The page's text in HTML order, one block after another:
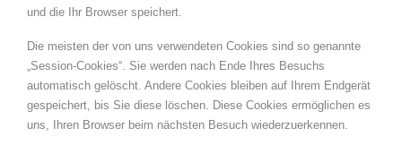
und die Ihr Browser speichert.
Die meisten der von uns verwendeten Cookies sind so genannte
„Session-Cookies“. Sie werden nach Ende Ihres Besuchs
automatisch gelöscht. Andere Cookies bleiben auf Ihrem Endgerät
gespeichert, bis Sie diese löschen. Diese Cookies ermöglichen es
uns, Ihren Browser beim nächsten Besuch wiederzuerkennen.